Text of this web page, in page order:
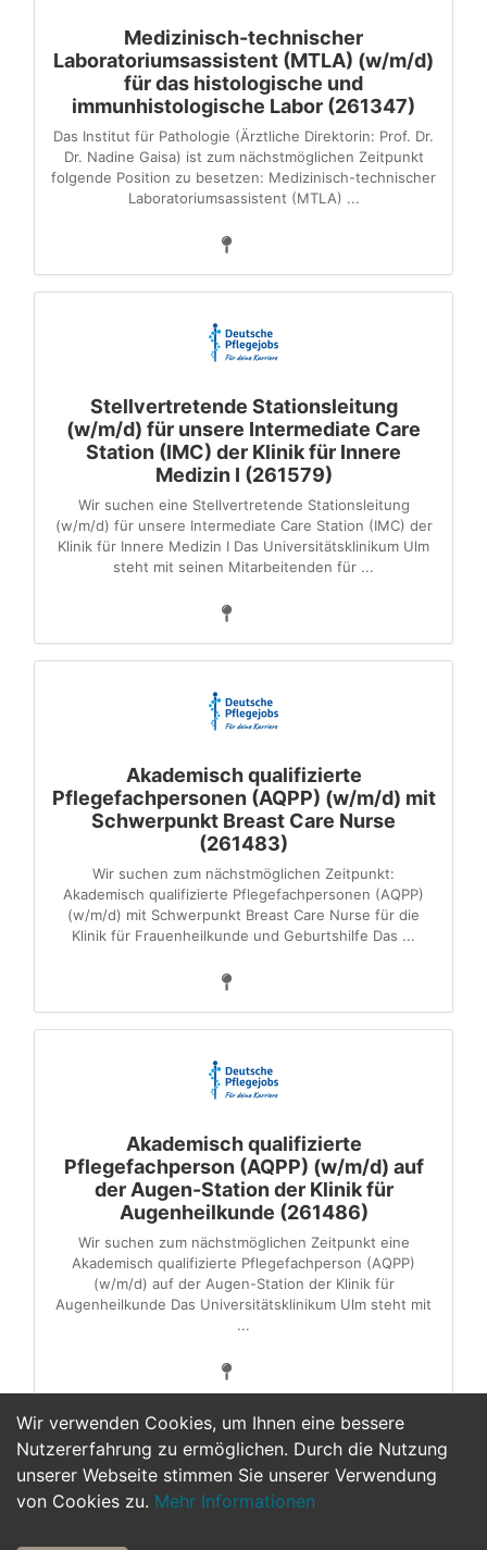
Wir verwenden Cookies, um Ihnen eine bessere
Nutzererfahrung zu ermöglichen. Durch die Nutzung
unserer Webseite stimmen Sie unserer Verwendung
von Cookies zu. Mehr Informationen
Medizinisch-technischer
Laboratoriumsassistent (MTLA) (w/m/d)
für das histologische und
immunhistologische Labor (261347)
Das Institut für Pathologie (Ärztliche Direktorin: Prof. Dr.
Dr. Nadine Gaisa) ist zum nächstmöglichen Zeitpunkt
folgende Position zu besetzen: Medizinisch-technischer
Laboratoriumsassistent (MTLA) ...
Stellvertretende Stationsleitung
(w/m/d) für unsere Intermediate Care
Station (IMC) der Klinik für Innere
Medizin I (261579)
Wir suchen eine Stellvertretende Stationsleitung
(w/m/d) für unsere Intermediate Care Station (IMC) der
Klinik für Innere Medizin I Das Universitätsklinikum Ulm
steht mit seinen Mitarbeitenden für ...
Akademisch qualifizierte
Pflegefachpersonen (AQPP) (w/m/d) mit
Schwerpunkt Breast Care Nurse
(261483)
Wir suchen zum nächstmöglichen Zeitpunkt:
Akademisch qualifizierte Pflegefachpersonen (AQPP)
(w/m/d) mit Schwerpunkt Breast Care Nurse für die
Klinik für Frauenheilkunde und Geburtshilfe Das ...
Akademisch qualifizierte
Pflegefachperson (AQPP) (w/m/d) auf
der Augen-Station der Klinik für
Augenheilkunde (261486)
Wir suchen zum nächstmöglichen Zeitpunkt eine
Akademisch qualifizierte Pflegefachperson (AQPP)
(w/m/d) auf der Augen-Station der Klinik für
Augenheilkunde Das Universitätsklinikum Ulm steht mit
...
< 2 3 4 5 6 7 >